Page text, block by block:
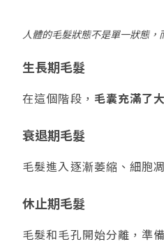
人體的毛髮狀態不是單一狀態
生長期毛髮
在這個階段， 毛囊充滿了
衰退期毛髮
毛髮進入逐漸萎縮、細胞
休止期毛髮
毛髮和毛孔開始分離，準